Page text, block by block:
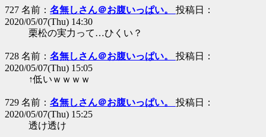
727 名前： 名無しさん＠お腹いっぱい。 投稿日：
2020/05/07(Thu) 14:30
栗松の実力って…ひくい？
728 名前： 名無しさん＠お腹いっぱい。 投稿日：
2020/05/07(Thu) 15:05
↑低いｗｗｗｗ
729 名前： 名無しさん＠お腹いっぱい。 投稿日：
2020/05/07(Thu) 15:25
透け透け